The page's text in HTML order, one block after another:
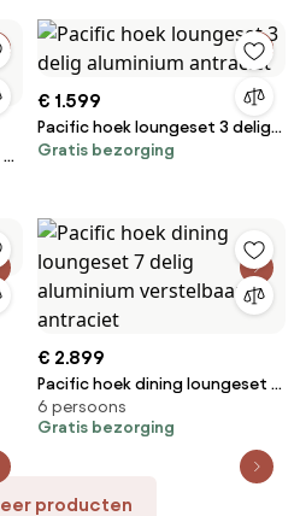
6
€ 1.599
Pacific hoek loungeset 3 delig
aluminium antraciet
Gratis bezorging
€ 2.899
Pacific hoek dining loungeset 7
delig aluminium verstelbaar
antraciet
6 persoons
Gratis bezorging
producten